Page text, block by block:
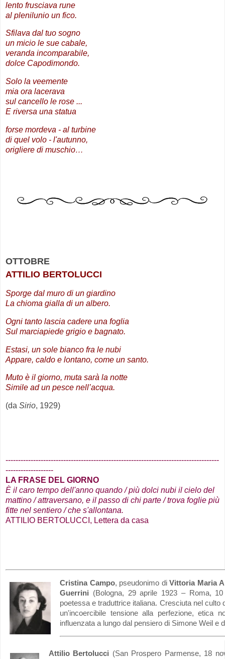
lento frusciava rune
al plenilunio un fico.
Sfilava dal tuo sogno
un micio le sue cabale,
veranda incomparabile,
dolce Capodimondo.
Solo la veemente
mia ora lacerava
sul cancello le rose ...
E riversa una statua
forse mordeva - al turbine
di quel volo - l'autunno,
origliere di muschio…
OTTOBRE
ATTILIO BERTOLUCCI
Sporge dal muro di un giardino
La chioma gialla di un albero.
Ogni tanto lascia cadere una foglia
Sul marciapiede grigio e bagnato.
Estasi, un sole bianco fra le nubi
Appare, caldo e lontano, come un santo.
Muto è il giorno, muta sarà la notte
Simile ad un pesce nell’acqua.
(da Sirio, 1929)
-------------------------------------------------------------------------------------
-------------------
LA FRASE DEL GIORNO
È il caro tempo dell'anno quando / più dolci nubi il cielo del
mattino / attraversano, e il passo di chi parte / trova foglie più
fitte nel sentiero / che s'allontana.
ATTILIO BERTOLUCCI, Lettera da casa
Cristina Campo, pseudonimo diVittoria Maria
Guerrini (Bologna, 29 aprile 1923 – Roma,
poetessa e traduttrice italiana. Cresciuta nel culto
un'incoercibile tensione alla perfezione, etica
influenzata a lungo dal pensiero di Simone Weil e
Attilio Bertolucci (San Prospero Parmense, 18